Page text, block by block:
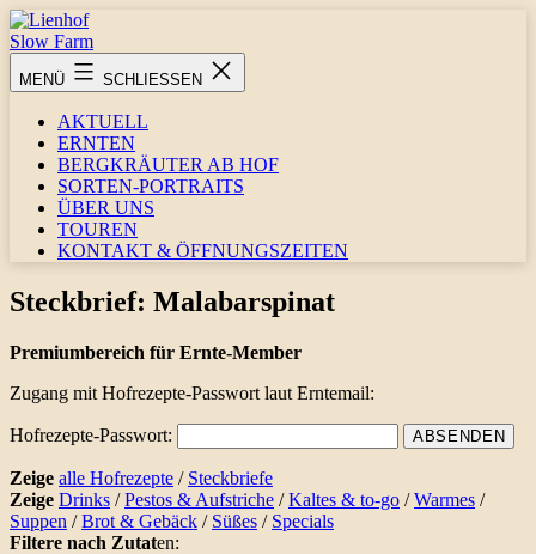
Zum
Inhalt
springen
Lienhof
Slow
MENÜ SCHLIESSEN
AKTUELL
ERNTEN
BERGKRÄUTER AB HOF
SORTEN-PORTRAITS
ÜBER UNS
TOUREN
KONTAKT & ÖFFNUNGSZEITEN
Steckbrief: Malabarspinat
Premiumbereich für Ernte-Member
Zugang mit Hofrezepte-Passwort laut Erntemail:
Hofrezepte-Passwort:
Zeige alle Hofrezepte / Steckbriefe
Zeige Drinks /Pestos & Aufstriche /Kaltes & to-go /Warmes /
Suppen /Brot & Gebäck / Süßes / Specials
Filtere nach Zutaten: